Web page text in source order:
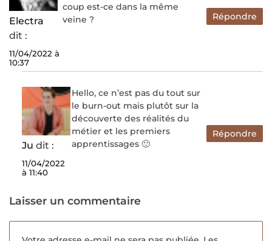
Electra
dit :
11/04/2022 à
10:37
coup est-ce dans la même
veine ?
Répondre
Ju dit :
11/04/2022
à 11:40
Hello, ce n’est pas du tout sur
le burn-out mais plutôt sur la
découverte des réalités du
métier et les premiers
apprentissages 🙂
Répondre
Laisser un commentaire